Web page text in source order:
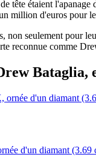
tête étaient
million d'euros pour
non seulement pour
reconnue comme
Bataglia,
d'un diamant (3.69